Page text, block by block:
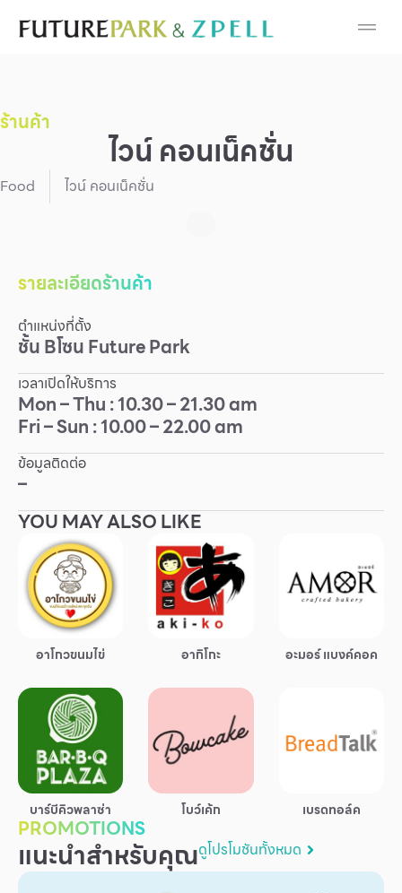
Cosmetic
Fashion
Food
Gold & Jewelry
IT
Mobile
Other
Service
Superstores
สมาชิก F-MEMBER
กิจกรรมและโปรโมชั่น
ข้อเสนอพิเศษ
สำหรับนักท่องเที่ยว
มีอะไรใหม่
แผนผังร้านค้า
บริการ
เพื่อสังคม
ฟิวเจอร์ซิตี้
ร้านค้า
ไวน์ คอนเน็คชั่น
Food ไวน์ คอนเน็คชั่น
รายละเอียดร้านค้า
ตำแหน่งที่ตั้ง
ชั้นBโซนFuture Park
เวลาเปิดให้บริการ
Mon – Thu : 10.30 – 21.30 am
Fri – Sun : 10.00 – 22.00 am
ข้อมูลติดต่อ
–
YOU MAY ALSO LIKE
อาโกวขนมไข่ อากิโกะ อะมอร์ แบงค์คอค
บาร์บีคิวพลาซ่า โบว์เค้ก เบรดทอล์ค
PROMOTIONS
แนะนำสำหรับคุณดูโปรโมชันทั้งหมด